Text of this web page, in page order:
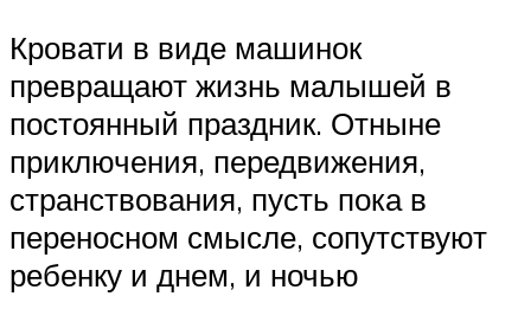
Кровати в виде машинок
превращают жизнь малышей в
постоянный праздник. Отныне
приключения, передвижения,
странствования, пусть пока в
переносном смысле, сопутствуют
ребенку и днем, и ночью